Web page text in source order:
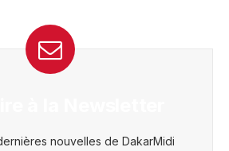
nouvelles de DakarMidi